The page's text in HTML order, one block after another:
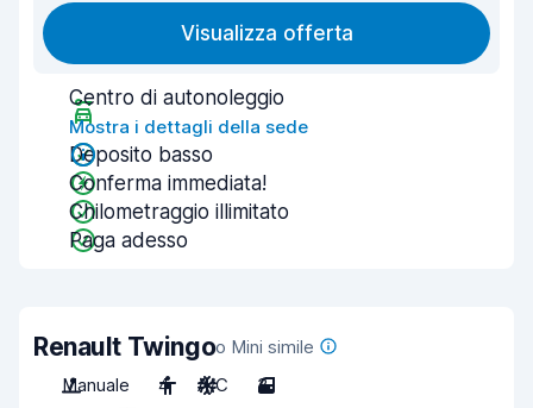
Visualizza offerta
Centro di autonoleggio
Mostra i dettagli della sede
Deposito basso
Conferma immediata!
Chilometraggio illimitato
Paga adesso
Renault Twingoo Mini simile
Manuale
4 A/C 3